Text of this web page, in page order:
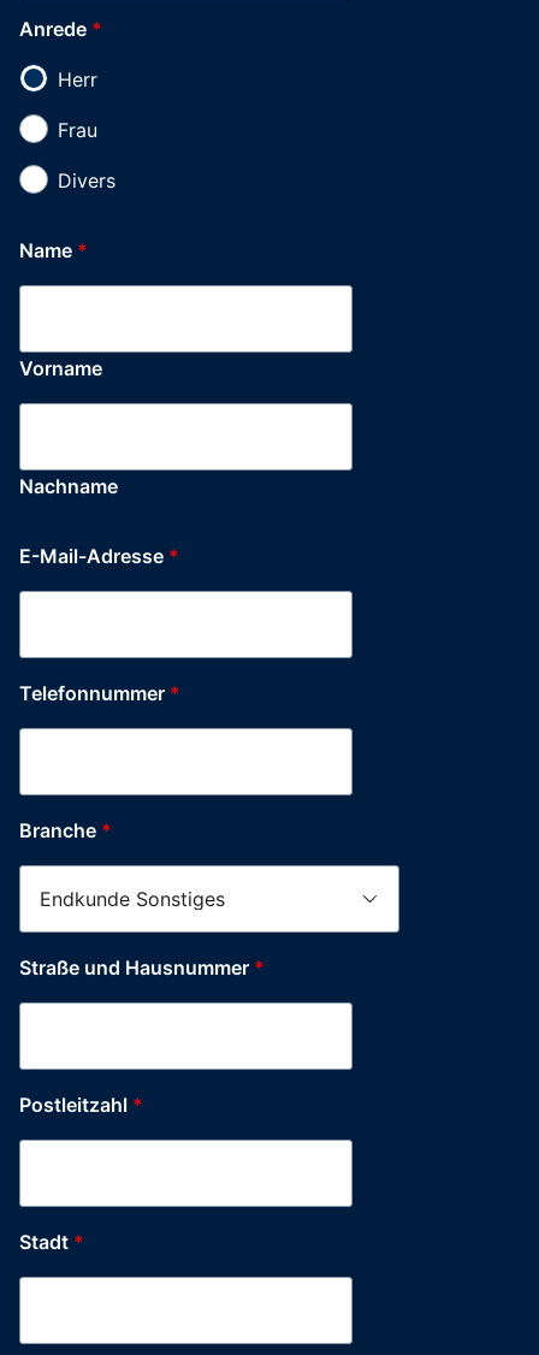
Anrede *
Herr
Frau
Divers
Name *
Vorname
Nachname
E-Mail-Adresse *
Telefonnummer *
Branche *
Firma
Layout
Mail-
Adresse
Straße und Hausnummer *
Postleitzahl *
Stadt *